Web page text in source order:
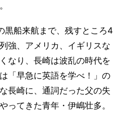
黒船来航まで、残すところ4
強、アメリカ、イギリスな
なり、長崎は波乱の時代を
「早急に英語を学べ！」の
長崎に、通詞だった父の失
ってきた青年・伊嶋壮多。